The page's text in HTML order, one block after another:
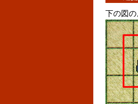
下の図の